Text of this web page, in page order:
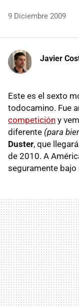
9 Diciembre 2009
Javier
Este es el sexto
todocamino. Fue
competición y
diferente (para
Duster, que
de 2010. A
seguramente bajo